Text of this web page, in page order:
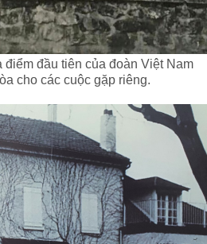
điểm đầu tiên của đoàn Việt Nam
cho các cuộc gặp riêng.